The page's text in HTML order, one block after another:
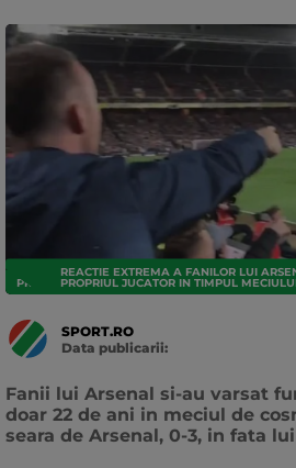
PREMIER LEAGUE
REACTIE EXTREMA A FANILOR LUI
PROPRIUL JUCATOR IN TIMPUL
SPORT.RO
Data publicarii:
Fanii lui Arsenal si-au varsat
doar 22 de ani in meciul de
seara de Arsenal, 0-3, in fata